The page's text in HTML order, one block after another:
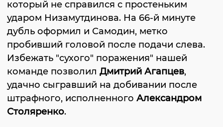
который не справился с простеньким
ударом Низамутдинова. На 66-й минуте
дубль оформил и Самодин, метко
пробивший головой после подачи слева.
Избежать "сухого" поражения" нашей
команде позволил Дмитрий Агапцев,
удачно сыгравший на добивании после
штрафного, исполненного Александром
Столяренко.